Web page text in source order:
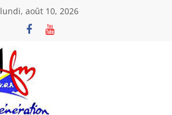
lundi, août 10, 2026